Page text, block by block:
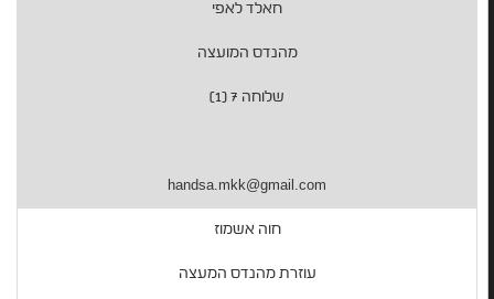
חאלד לאפי
מהנדס המועצה
שלוחה 7 (1)
handsa.mkk@gmail.com
חוה אשמוז
עוזרת מהנדס המעצה